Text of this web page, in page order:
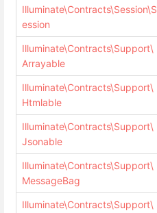
Illuminate\Contracts\Session\S
ession
Illuminate\Contracts\Support\
Arrayable
Illuminate\Contracts\Support\
Htmlable
Illuminate\Contracts\Support\
Jsonable
Illuminate\Contracts\Support\
MessageBag
Illuminate\Contracts\Support\